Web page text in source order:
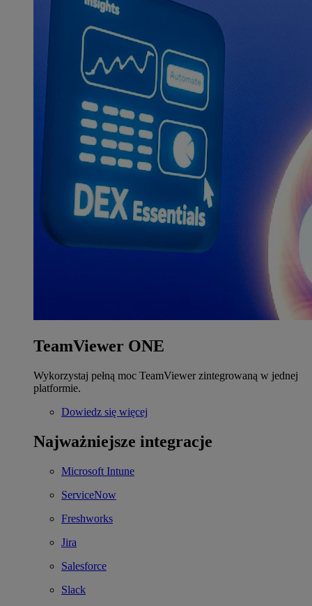
TeamViewer ONE
Wykorzystaj pełną moc TeamViewer zintegrowaną w jednej
platformie.
Dowiedz się więcej
Najważniejsze integracje
Microsoft Intune
ServiceNow
Freshworks
Jira
Salesforce
Slack